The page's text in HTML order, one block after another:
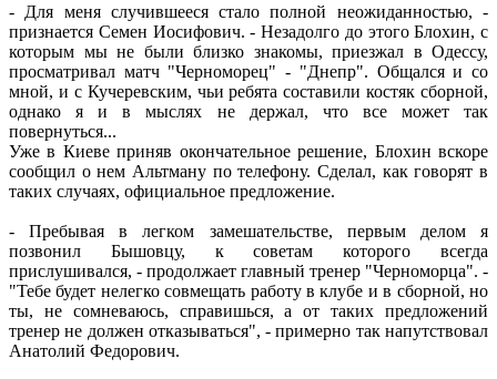
- Для меня случившееся стало полной неожиданностью, -
признается Семен Иосифович. - Незадолго до этого Блохин, с
которым мы не были близко знакомы, приезжал в Одессу,
просматривал матч "Черноморец" - "Днепр". Общался и со
мной, и с Кучеревским, чьи ребята составили костяк сборной,
однако я и в мыслях не держал, что все может так
повернуться...
Уже в Киеве приняв окончательное решение, Блохин вскоре
сообщил о нем Альтману по телефону. Сделал, как говорят в
таких случаях, официальное предложение.
- Пребывая в легком замешательстве, первым делом я
позвонил Бышовцу, к советам которого всегда
прислушивался, - продолжает главный тренер "Черноморца". -
"Тебе будет нелегко совмещать работу в клубе и в сборной, но
ты, не сомневаюсь, справишься, а от таких предложений
тренер не должен отказываться", - примерно так напутствовал
Анатолий Федорович.